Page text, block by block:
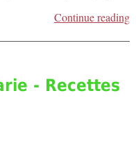
Continue reading
- Recettes